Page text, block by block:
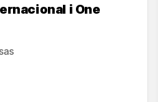
i One